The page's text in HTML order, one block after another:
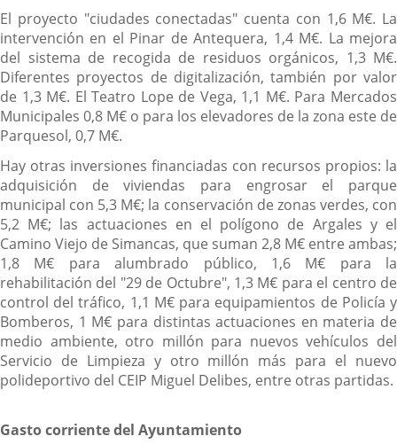
El proyecto "ciudades conectadas" cuenta con 1,6 M€. La
intervención en el Pinar de Antequera, 1,4 M€. La mejora
del sistema de recogida de residuos orgánicos, 1,3 M€.
Diferentes proyectos de digitalización, también por valor
de 1,3 M€. El Teatro Lope de Vega, 1,1 M€. Para Mercados
Municipales 0,8 M€ o para los elevadores de la zona este de
Parquesol, 0,7 M€.
Hay otras inversiones financiadas con recursos propios: la
adquisición de viviendas para engrosar el parque
municipal con 5,3 M€; la conservación de zonas verdes, con
5,2 M€; las actuaciones en el polígono de Argales y el
Camino Viejo de Simancas, que suman 2,8 M€ entre ambas;
1,8 M€ para alumbrado público, 1,6 M€ para la
rehabilitación del "29 de Octubre", 1,3 M€ para el centro de
control del tráfico, 1,1 M€ para equipamientos de Policía y
Bomberos, 1 M€ para distintas actuaciones en materia de
medio ambiente, otro millón para nuevos vehículos del
Servicio de Limpieza y otro millón más para el nuevo
polideportivo del CEIP Miguel Delibes, entre otras partidas.
Gasto corriente del Ayuntamiento